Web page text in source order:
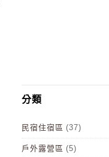
分類
民宿住宿區 (37)
戶外露營區 (5)